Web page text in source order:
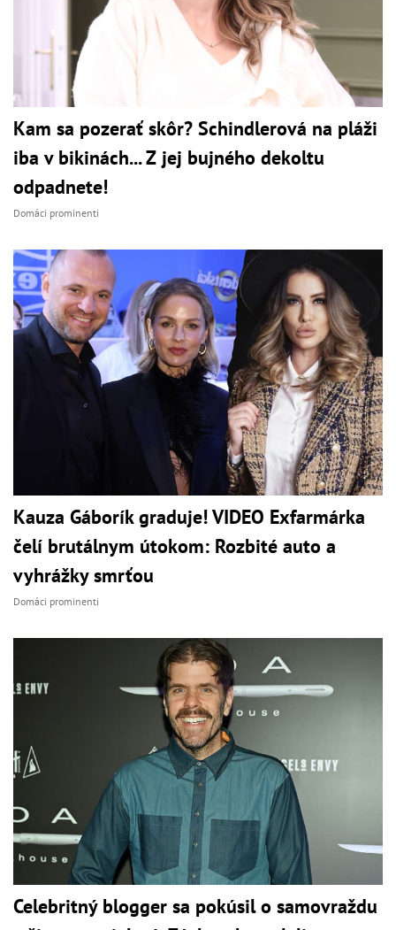
Kam sa pozerať skôr? Schindlerová na pláži
iba v bikinách... Z jej bujného dekoltu
odpadnete!
Domáci prominenti
Kauza Gáborík graduje! VIDEO Exfarmárka
čelí brutálnym útokom: Rozbité auto a
vyhrážky smrťou
Domáci prominenti
Celebritný blogger sa pokúsil o samovraždu